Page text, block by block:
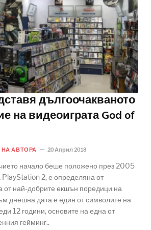
дългоочакваното
на видеоиграта God of
НА АВТОРА 20 Април 2018
начало беше положено през 2005
PlayStation 2, е определяна от
от най-добрите екшън поредици на
днешна дата е един от символите на
12 години, основите на една от
гейминг..